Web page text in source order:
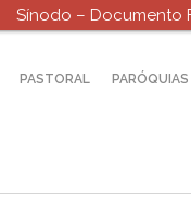
Sínodo – Documento
PASTORAL PARÓQUIAS